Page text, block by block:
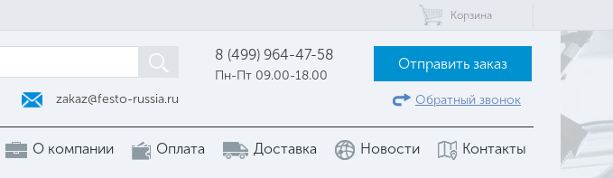
Корзина
zakaz@festo-russia.ru
8 (499) 964-47-58
Пн-Пт 09.00-18.00
Отправить заказ
Обратный звонок
О компании Оплата Доставка Новости Контакты